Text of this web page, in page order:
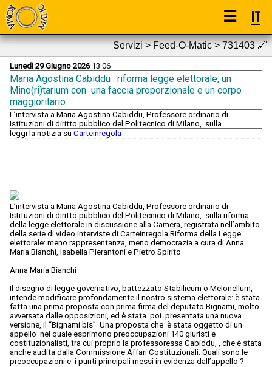
☰ IT
Servizi > Feed-O-Matic > 731403🔗
Lunedì 29 Giugno 202613:06
Maria Agostina Cabiddu : riforma legge elettorale, un
Mino(ri)tarium con una faccia proporzionale e un corpo
maggioritario
L’intervista a Maria Agostina Cabiddu, Professore ordinario di
Istituzioni di diritto pubblico del Politecnico di Milano, sulla
leggi la notizia su Carteinregola
L’intervista a Maria Agostina Cabiddu, Professore ordinario di
Istituzioni di diritto pubblico del Politecnico di Milano, sulla riforma
della legge elettorale in discussione alla Camera, registrata nell’ambito
della serie di video interviste di Carteinregola Riforma della Legge
elettorale: meno rappresentanza, meno democrazia a cura di Anna
Maria Bianchi, Isabella Pierantoni e Pietro Spirito
Anna Maria Bianchi
Il disegno di legge governativo, battezzato Stabilicum o Melonellum,
intende modificare profondamente il nostro sistema elettorale: è stata
fatta una prima proposta con prima firma del deputato Bignami, molto
avversata dalle opposizioni, ed è stata poi presentata una nuova
versione, il “Bignami bis”. Una proposta che è stata oggetto di un
appello nel quale esprimono preoccupazioni 140 giuristi e
costituzionalisti, tra cui proprio la professoressa Cabiddu, , che è stata
anche audita dalla Commissione Affari Costituzionali. Quali sono le
preoccupazioni e i punti principali messi in evidenza dall’appello ?